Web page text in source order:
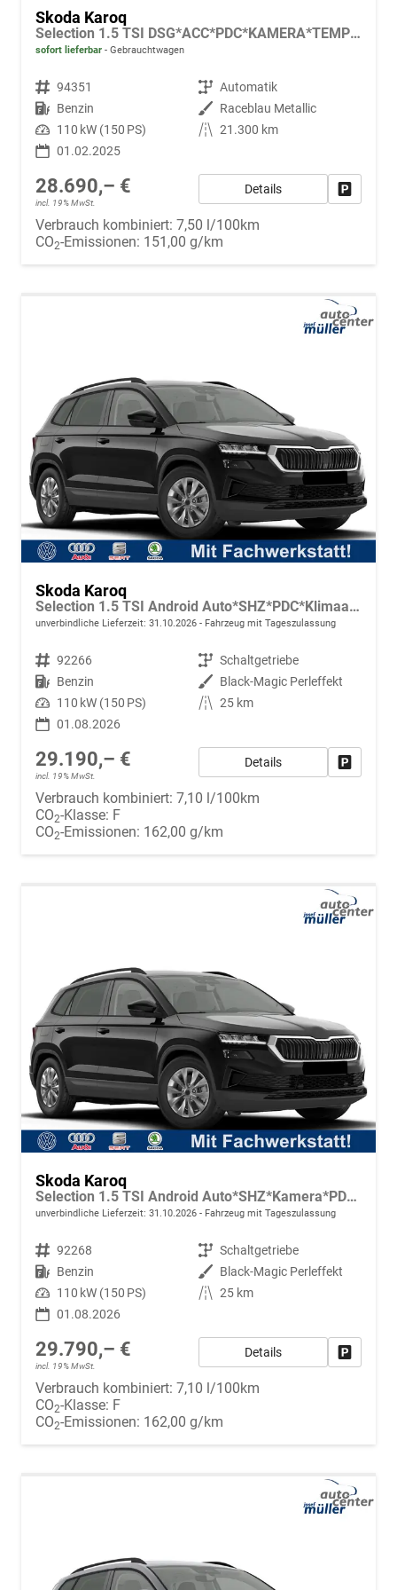
Skoda Karoq
Selection 1.5 TSI DSG*ACC*PDC*KAMERA*TEMPOMAT*LED*SMARTLINK*KLIMA*RADIO*17-ZOLL
sofort lieferbar Gebrauchtwagen
Fahrzeugnr. 94351 Getriebe Automatik
Kraftstoff Benzin Außenfarbe Raceblau Metallic
Leistung 110 kW (150 PS) Kilometerstand 21.300 km
01.02.2025
28.690,– €
incl. 19% MwSt.
Details
Verbrauch kombiniert: 7,50 l/100km
CO2-Emissionen: 151,00 g/km
Skoda Karoq
Selection 1.5 TSI Android Auto*SHZ*PDC*Klimaauto*SUNSET*LED
unverbindliche Lieferzeit: 31.10.2026 Fahrzeug mit Tageszulassung
Fahrzeugnr. 92266 Getriebe Schaltgetriebe
Kraftstoff Benzin Außenfarbe Black-Magic Perleffekt
Leistung 110 kW (150 PS) Kilometerstand 25 km
01.08.2026
29.190,– €
incl. 19% MwSt.
Details
Verbrauch kombiniert: 7,10 l/100km
CO2-Klasse: F
CO2-Emissionen: 162,00 g/km
Skoda Karoq
Selection 1.5 TSI Android Auto*SHZ*Kamera*PDC v/h*Klimaauto*SUNSET*LED
unverbindliche Lieferzeit: 31.10.2026 Fahrzeug mit Tageszulassung
Fahrzeugnr. 92268 Getriebe Schaltgetriebe
Kraftstoff Benzin Außenfarbe Black-Magic Perleffekt
Leistung 110 kW (150 PS) Kilometerstand 25 km
01.08.2026
29.790,– €
incl. 19% MwSt.
Details
Verbrauch kombiniert: 7,10 l/100km
CO2-Klasse: F
CO2-Emissionen: 162,00 g/km